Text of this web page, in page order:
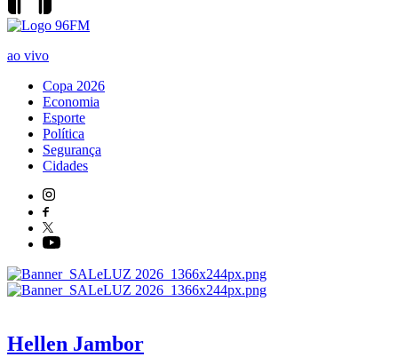
ao vivo
Copa 2026
Economia
Esporte
Política
Segurança
Cidades
Hellen Jambor